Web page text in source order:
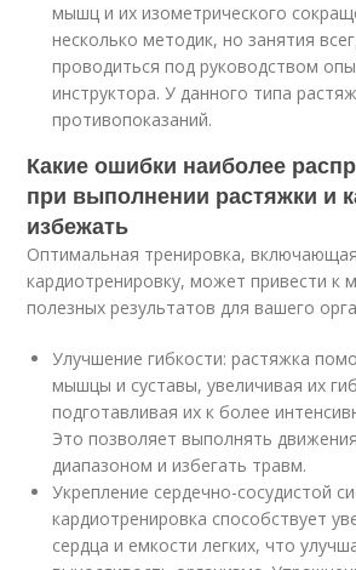
мышц и их изометрического
несколько методик, но занятия
проводиться под руководством
инструктора. У данного типа
противопоказаний.
Какие ошибки наиболее
при выполнении растяжки и
избежать
Оптимальная тренировка,
кардиотренировку, может привести к
полезных результатов для вашего
Улучшение гибкости: растяжка
мышцы и суставы, увеличивая их
подготавливая их к более
Это позволяет выполнять
диапазоном и избегать травм.
Укрепление сердечно-сосудистой
кардиотренировка способствует
сердца и емкости легких, что